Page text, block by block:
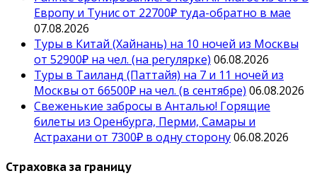
Европу и Тунис от 22700₽ туда-обратно в мае
07.08.2026
Туры в Китай (Хайнань) на 10 ночей из Москвы
от 52900₽ на чел. (на регулярке) 06.08.2026
Туры в Таиланд (Паттайя) на 7 и 11 ночей из
Москвы от 66500₽ на чел. (в сентябре) 06.08.2026
Свеженькие забросы в Анталью! Горящие
билеты из Оренбурга, Перми, Самары и
Астрахани от 7300₽ в одну сторону06.08.2026
Страховка за границу